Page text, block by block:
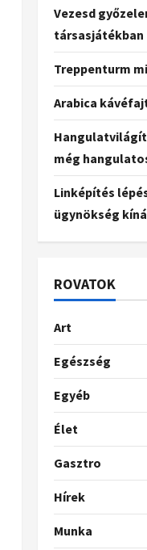
Vezesd
társasjátékban
Treppenturm
Arabica
még
Linképítés
ügynökség
ROVATOK
Art
Egészség
Egyéb
Élet
Gasztro
Hírek
Munka